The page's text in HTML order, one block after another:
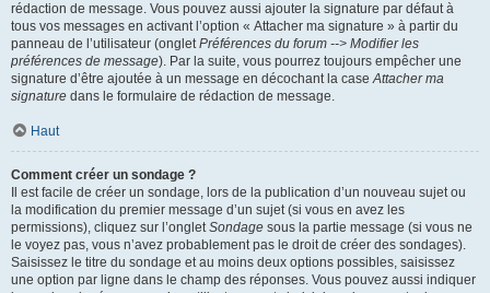
rédaction de message. Vous pouvez aussi ajouter la signature par défaut à
tous vos messages en activant l’option « Attacher ma signature » à partir du
panneau de l’utilisateur (ongletPréférences du forum --> Modifier les
préférences de message). Par la suite, vous pourrez toujours empêcher une
signature d’être ajoutée à un message en décochant la caseAttacher ma
signature dans le formulaire de rédaction de message.
Haut
Comment créer un sondage ?
Il est facile de créer un sondage, lors de la publication d’un nouveau sujet ou
la modification du premier message d’un sujet (si vous en avez les
permissions), cliquez sur l’ongletSondage sous la partie message (si vous ne
le voyez pas, vous n’avez probablement pas le droit de créer des sondages).
Saisissez le titre du sondage et au moins deux options possibles, saisissez
une option par ligne dans le champ des réponses. Vous pouvez aussi indiquer